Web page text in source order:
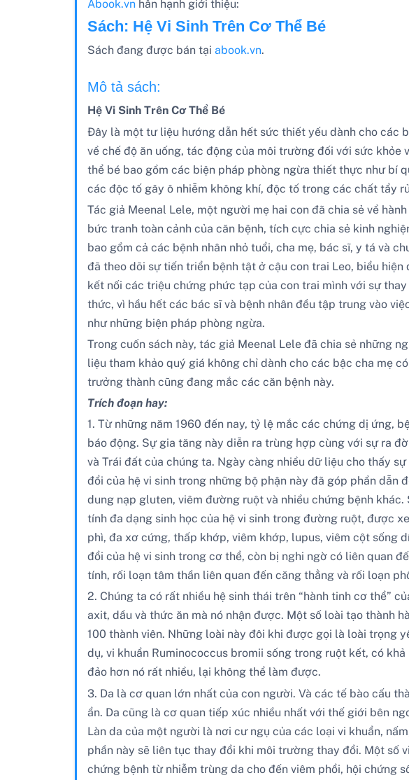
Abook.vnhân hạnh giới thiệu:
Sách: Hệ Vi Sinh Trên Cơ Thể Bé
Sách đang được bán tại abook.vn.
Mô tả sách:
Hệ Vi Sinh Trên Cơ Thể Bé
Đây là một tư liệu hướng dẫn hết sức thiết yếu dành cho các
về chế độ ăn uống, tác động của môi trường đối với sức
thể bé bao gồm các biện pháp phòng ngừa thiết thực như bí
các độc tố gây ô nhiễm không khí, độc tố trong các chất tẩy
Tác giả Meenal Lele, một người mẹ hai con đã chia sẻ về
bức tranh toàn cảnh của căn bệnh, tích cực chia sẻ kinh
bao gồm cả các bệnh nhân nhỏ tuổi, cha mẹ, bác sĩ, y tá và
đã theo dõi sự tiến triển bệnh tật ở cậu con trai Leo, biểu
kết nối các triệu chứng phức tạp của con trai mình với sự
thức, vì hầu hết các bác sĩ và bệnh nhân đều tập trung vào
như những biện pháp phòng ngừa.
Trong cuốn sách này, tác giả Meenal Lele đã chia sẻ những
liệu tham khảo quý giá không chỉ dành cho các bậc cha mẹ
trưởng thành cũng đang mắc các căn bệnh này.
Trích đoạn hay:
1. Từ những năm 1960 đến nay, tỷ lệ mắc các chứng dị ứng,
báo động. Sự gia tăng này diễn ra trùng hợp cùng với sự ra
và Trái đất của chúng ta. Ngày càng nhiều dữ liệu cho thấy
đổi của hệ vi sinh trong những bộ phận này đã góp phần
dung nạp gluten, viêm đường ruột và nhiều chứng bệnh
tính đa dạng sinh học của hệ vi sinh trong đường ruột, được
phì, đa xơ cứng, thấp khớp, viêm khớp, lupus, viêm cột sống
đổi của hệ vi sinh trong cơ thể, còn bị nghi ngờ có liên quan
tính, rối loạn tâm thần liên quan đến căng thẳng và rối loạn
2. Chúng ta có rất nhiều hệ sinh thái trên “hành tinh cơ thể”
axit, dầu và thức ăn mà nó nhận được. Một số loài tạo thành
100 thành viên. Những loài này đôi khi được gọi là loài trọng
dụ, vi khuẩn Ruminococcus bromii sống trong ruột kết, có
đảo hơn nó rất nhiều, lại không thể làm được.
3. Da là cơ quan lớn nhất của con người. Và các tế bào cấu
ẩn. Da cũng là cơ quan tiếp xúc nhiều nhất với thế giới bên
Làn da của một người là nơi cư ngụ của các loại vi khuẩn,
phần này sẽ liên tục thay đổi khi môi trường thay đổi. Một số
chứng bệnh từ nhiễm trùng da cho đến viêm phổi, hội chứng